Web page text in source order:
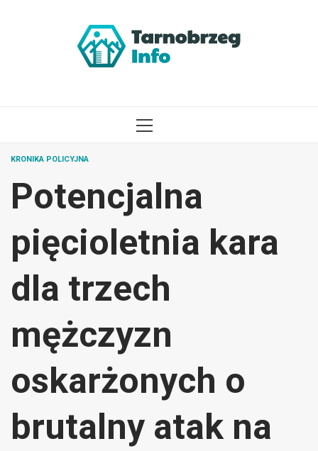
MENU
KRONIKA POLICYJNA
Potencjalna
pięcioletnia kara
dla trzech
mężczyzn
oskarżonych o
brutalny atak na